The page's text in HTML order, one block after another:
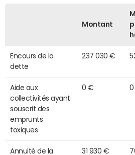
Montant
Encours de la
dette
237 030 €
Aide aux
collectivités ayant
souscrit des
emprunts
toxiques
0 €
Annuité de la
31 930 €